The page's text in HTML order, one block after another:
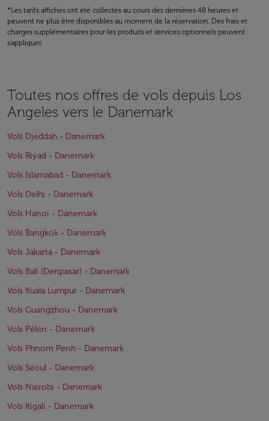
*Les tarifs affichés ont été collectés au cours des dernières 48 heures et
peuvent ne plus être disponibles au moment de la réservation. Des frais et
charges supplémentaires pour les produits et services optionnels peuvent
s'appliquer.
Toutes nos offres de vols depuis Los
Angeles vers le Danemark
Vols Djeddah - Danemark
Vols Riyad - Danemark
Vols Islamabad - Danemark
Vols Delhi - Danemark
Vols Hanoi - Danemark
Vols Bangkok - Danemark
Vols Jakarta - Danemark
Vols Bali (Denpasar) - Danemark
Vols Kuala Lumpur - Danemark
Vols Guangzhou - Danemark
Vols Pékin - Danemark
Vols Phnom Penh - Danemark
Vols Séoul - Danemark
Vols Nairobi - Danemark
Vols Kigali - Danemark